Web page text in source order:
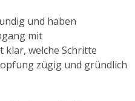
und haben
mit
welche Schritte
zügig und gründlich